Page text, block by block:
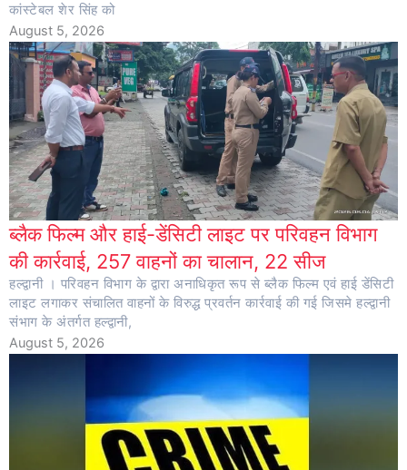
कांस्टेबल शेर सिंह को
August 5, 2026
ब्लैक फिल्म और हाई-डेंसिटी लाइट पर परिवहन विभाग
की कार्रवाई, 257 वाहनों का चालान, 22 सीज
हल्द्वानी । परिवहन विभाग के द्वारा अनाधिकृत रूप से ब्लैक फिल्म एवं हाई डेंसिटी
लाइट लगाकर संचालित वाहनों के विरुद्ध प्रवर्तन कार्रवाई की गई जिसमे हल्द्वानी
संभाग के अंतर्गत हल्द्वानी,
August 5, 2026